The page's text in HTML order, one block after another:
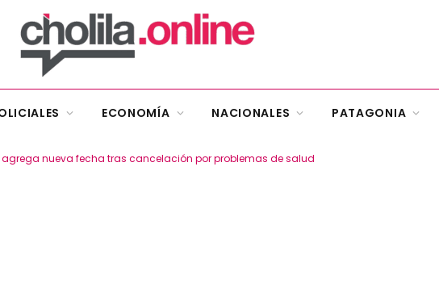
ECONOMÍA NACIONALES PATAGONIA
nueva fecha tras cancelación por problemas de salud